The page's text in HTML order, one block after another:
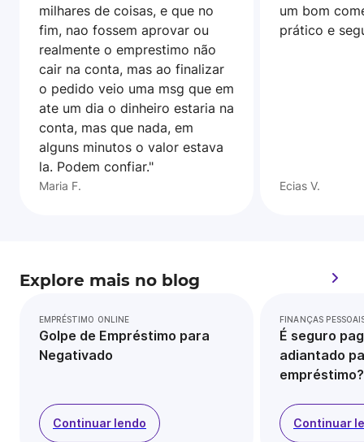
milhares de coisas, e que no
fim, nao fossem aprovar ou
realmente o emprestimo não
cair na conta, mas ao finalizar
o pedido veio uma msg que em
ate um dia o dinheiro estaria na
conta, mas que nada, em
alguns minutos o valor estava
la. Podem confiar."
Maria F.
um bom
prático e
Ecias V.
Explore mais no blog
EMPRÉSTIMO ONLINE
Golpe de Empréstimo para
Negativado
Continuar lendo
FINANÇAS
É seguro
adiantado
empréstimo?
Continuar